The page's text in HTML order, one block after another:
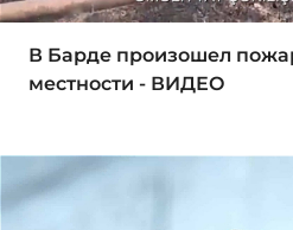
В Барде произошел
местности - ВИДЕО